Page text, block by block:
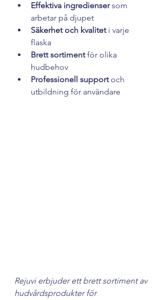
Effektiva ingredienser som
arbetar på djupet
Säkerhet och kvalitet i varje
flaska
Brett sortiment för olika
hudbehov
Professionell support och
utbildning för användare
Rejuvi erbjuder ett brett sortiment av
hudvårdsprodukter för